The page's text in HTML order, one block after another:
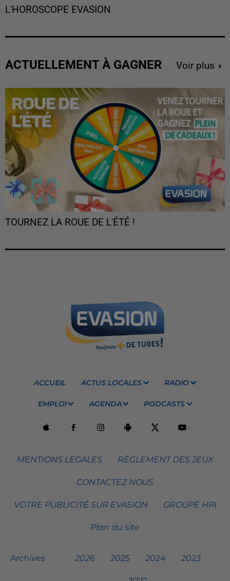
L'HOROSCOPE EVASION
ACTUELLEMENT À GAGNER Voir plus
TOURNEZ LA ROUE DE L'ÉTÉ !
ACCUEIL ACTUS LOCALES RADIO
EMPLOI AGENDA PODCASTS
MENTIONS LEGALES RÈGLEMENT DES JEUX
CONTACTEZ NOUS
VOTRE PUBLICITÉ SUR EVASION GROUPE HPI
Plan du site
Archives 2026 2025 2024 2023